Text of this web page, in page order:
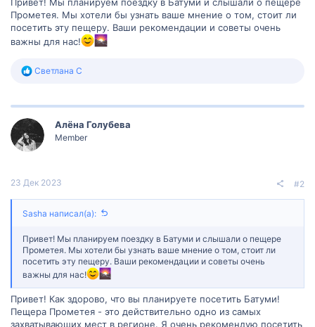
Прометея. Мы хотели бы узнать ваше мнение о том, стоит ли
посетить эту пещеру. Ваши рекомендации и советы очень
важны для нас!
Р
к
и
и
:
Светлана С
Алëна Голубева
Member
23 Дек 2023 #2
Sasha написал(а):
Привет! Мы планируем поездку в Батуми и слышали о пещере
Прометея. Мы хотели бы узнать ваше мнение о том, стоит ли
посетить эту пещеру. Ваши рекомендации и советы очень
важны для нас!
Привет! Как здорово, что вы планируете посетить Батуми!
Пещера Прометея - это действительно одно из самых
захватывающих мест в регионе. Я очень рекомендую посетить